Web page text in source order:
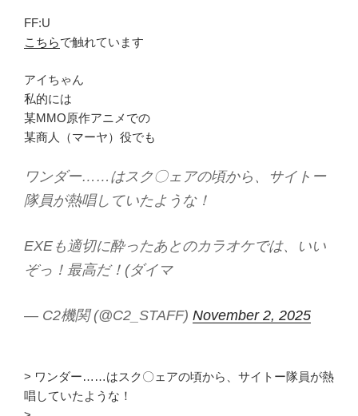
FF:U
こちらで触れています
アイちゃん
私的には
某MMO原作アニメでの
某商人（マーヤ）役でも
ワンダー……はスク〇ェアの頃から、サイトー
隊員が熱唱していたような！
EXEも適切に酔ったあとのカラオケでは、いい
ぞっ！最高だ！(ダイマ
— C2機関 (@C2_STAFF) November 2, 2025
> ワンダー……はスク〇ェアの頃から、サイトー隊員が熱
唱していたような！